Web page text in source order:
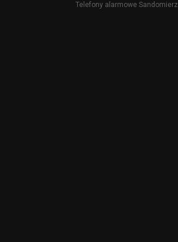
Telefony alarmowe Sandomierz